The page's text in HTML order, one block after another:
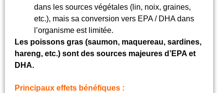
dans les sources végétales (lin, noix, graines,
etc.), mais sa conversion vers EPA / DHA dans
l’organisme est limitée.
Les poissons gras (saumon, maquereau, sardines,
hareng, etc.) sont des sources majeures d’EPA et
DHA.
Principaux effets bénéfiques :